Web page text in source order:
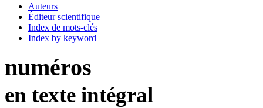
Auteurs
Éditeur scientifique
Index de mots-clés
Index by keyword
numéros
en texte intégral